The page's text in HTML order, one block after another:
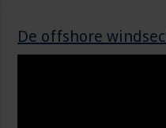
De offshore